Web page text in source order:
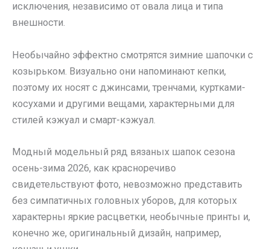
исключения, независимо от овала лица и типа
внешности.
Необычайно эффектно смотрятся зимние шапочки с
козырьком. Визуально они напоминают кепки,
поэтому их носят с джинсами, тренчами, куртками-
косухами и другими вещами, характерными для
стилей кэжуал и смарт-кэжуал.
Модный модельный ряд вязаных шапок сезона
осень-зима 2026, как красноречиво
свидетельствуют фото, невозможно представить
без симпатичных головных уборов, для которых
характерны яркие расцветки, необычные принты и,
конечно же, оригинальный дизайн, например,